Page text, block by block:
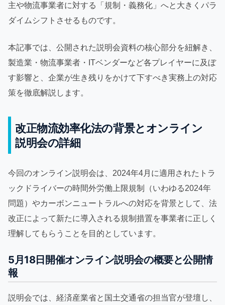
主や物流事業者に対する「規制・義務化」へと大きくパラ
ダイムシフトさせるものです。
本記事では、公開された説明会資料の核心部分を紐解き、
製造業・物流事業者・ITベンダーなど各プレイヤーに及ぼ
す影響と、企業が生き残りをかけて下すべき実務上の対応
策を徹底解説します。
改正物流効率化法の背景とオンライン
説明会の詳細
今回のオンライン説明会は、2024年4月に適用されたトラ
ックドライバーの時間外労働上限規制（いわゆる2024年
問題）やカーボンニュートラルへの対応を背景として、法
改正によって新たに導入される規制措置を事業者に正しく
理解してもらうことを目的としています。
5月18日開催オンライン説明会の概要と公開情
報
説明会では、経済産業省と国土交通省の担当官が登壇し、